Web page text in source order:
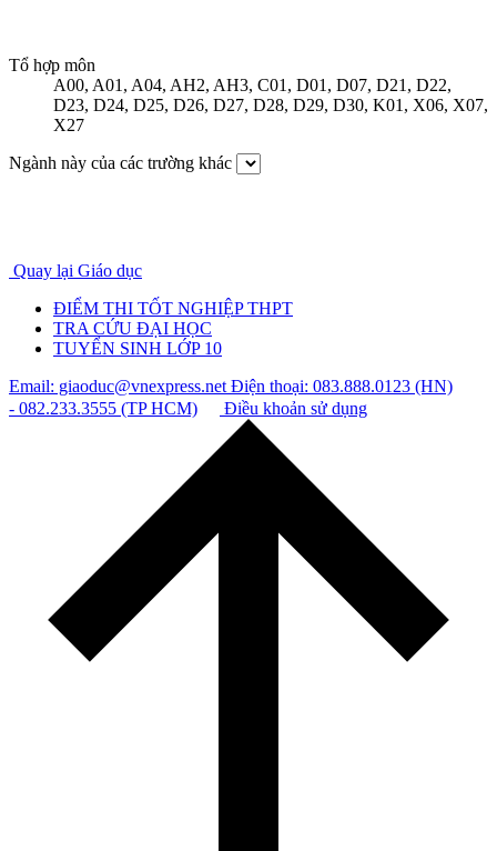
Tổ hợp môn
A00, A01, A04, AH2, AH3, C01, D01, D07, D21, D22,
D23, D24, D25, D26, D27, D28, D29, D30, K01, X06, X07,
X27
Ngành này của các trường khác
Quay lại Giáo dục
ĐIỂM THI TỐT NGHIỆP THPT
TRA CỨU ĐẠI HỌC
TUYỂN SINH LỚP 10
Email: giaoduc@vnexpress.netĐiện thoại: 083.888.0123 (HN)
- 082.233.3555 (TP HCM)
Điều khoản sử dụng